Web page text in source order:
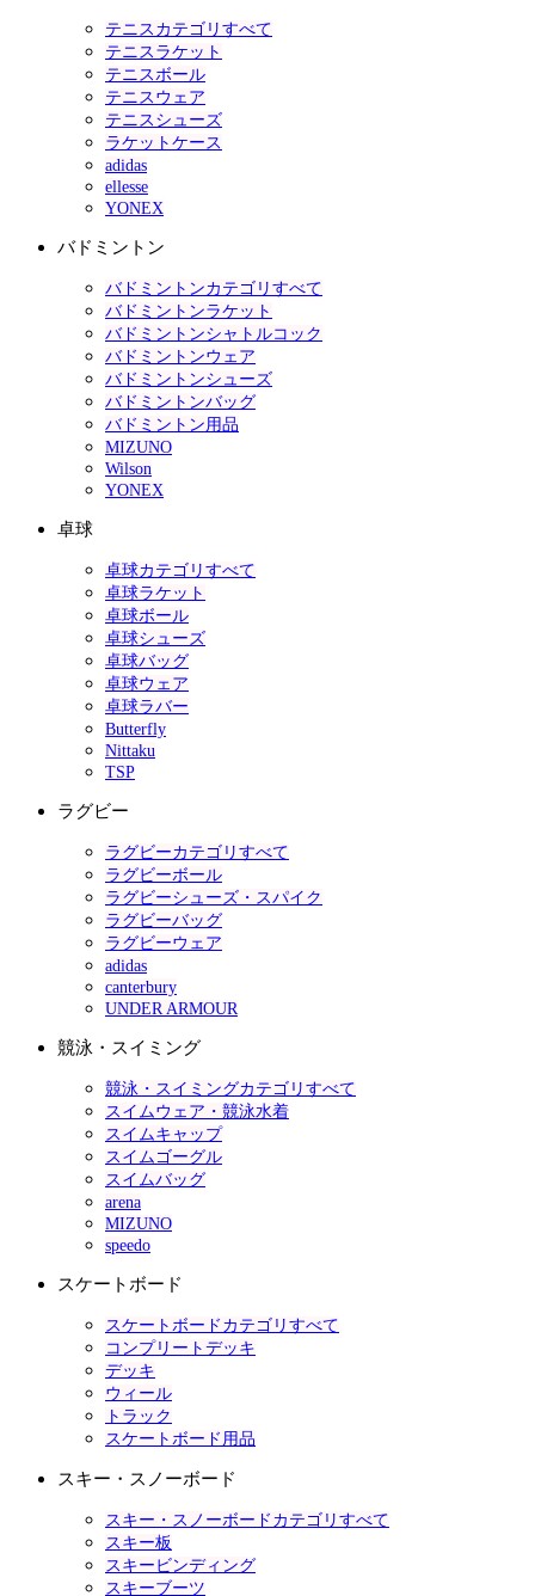
テニスカテゴリすべて
テニスラケット
テニスボール
テニスウェア
テニスシューズ
ラケットケース
adidas
ellesse
YONEX
バドミントン
バドミントンカテゴリすべて
バドミントンラケット
バドミントンシャトルコック
バドミントンウェア
バドミントンシューズ
バドミントンバッグ
バドミントン用品
MIZUNO
Wilson
YONEX
卓球
卓球カテゴリすべて
卓球ラケット
卓球ボール
卓球シューズ
卓球バッグ
卓球ウェア
卓球ラバー
Butterfly
Nittaku
TSP
ラグビー
ラグビーカテゴリすべて
ラグビーボール
ラグビーシューズ・スパイク
ラグビーバッグ
ラグビーウェア
adidas
canterbury
UNDER ARMOUR
競泳・スイミング
競泳・スイミングカテゴリすべて
スイムウェア・競泳水着
スイムキャップ
スイムゴーグル
スイムバッグ
arena
MIZUNO
speedo
スケートボード
スケートボードカテゴリすべて
コンプリートデッキ
デッキ
ウィール
トラック
スケートボード用品
スキー・スノーボード
スキー・スノーボードカテゴリすべて
スキー板
スキービンディング
スキーブーツ